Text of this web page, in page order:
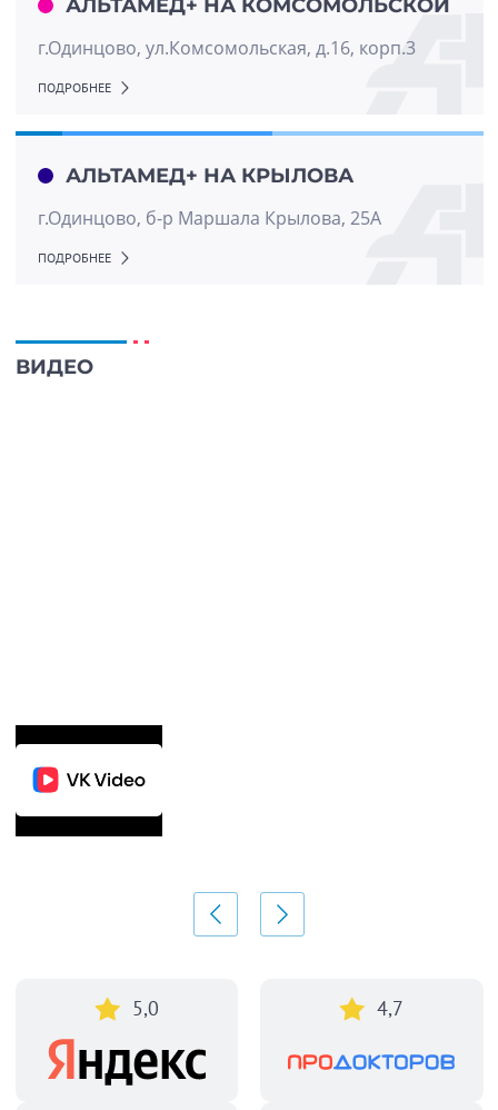
АЛЬТАМЕД+ НА КОМСОМОЛЬСКОЙ
г.Одинцово, ул.Комсомольская, д.16, корп.3
ПОДРОБНЕЕ
АЛЬТАМЕД+ НА КРЫЛОВА
г.Одинцово, б-р Маршала Крылова, 25А
ПОДРОБНЕЕ
ВИДЕО
5,0 4,7